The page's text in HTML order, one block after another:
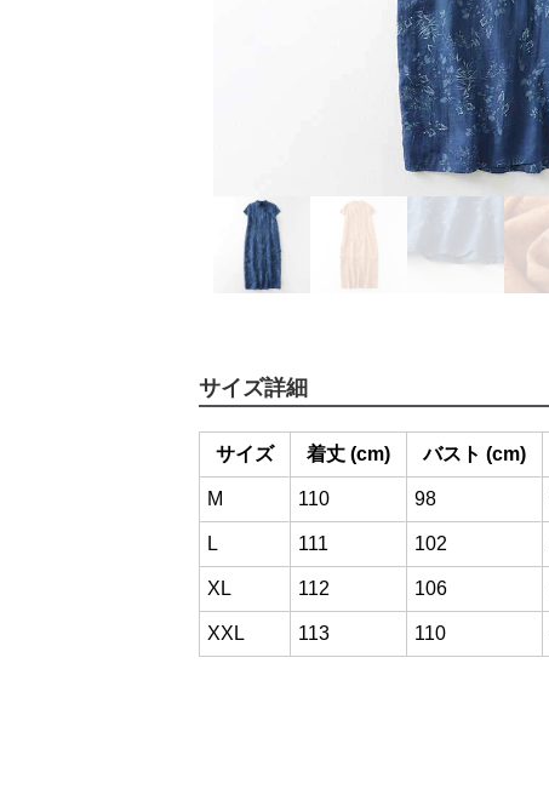
サイズ詳細
サイズ 着丈 (cm) バスト (cm)
M 110 98
L 111 102
XL 112 106
XXL 113 110